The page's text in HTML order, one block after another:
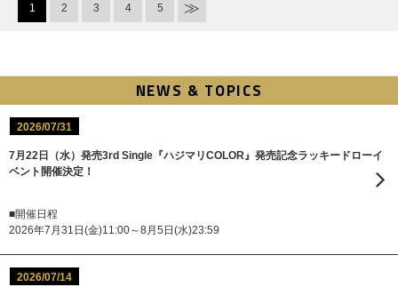
1 2 3 4 5
NEWS & TOPICS
2026/07/31
7月22日（水）発売3rd Single『ハジマリCOLOR』発売記念ラッキードローイ
ベント開催決定！
■開催日程
2026年7月31日(金)11:00～8月5日(水)23:59
2026/07/14